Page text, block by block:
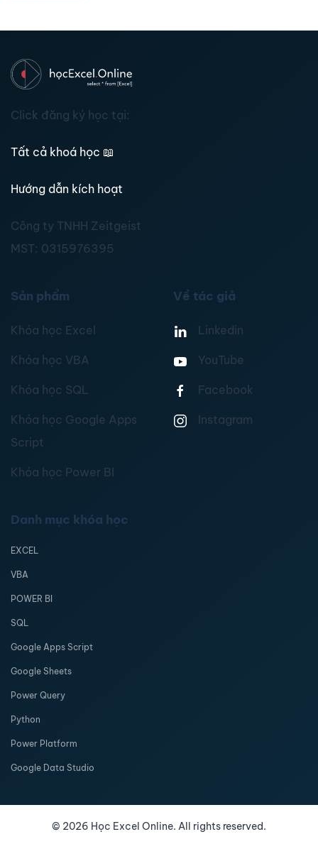
Click đăng ký học tại:
Tất cả khoá học 📖
Hướng dẫn kích hoạt
Công ty TNHH Zeitgeist
MST: 0315976395
Sản phẩm
Khóa học Excel
Khóa học VBA
Khóa học SQL
Khóa học Google Apps
Script
Khóa học Power BI
Về tác giả
Linkedin
YouTube
Facebook
Instagram
Danh mục khóa học
EXCEL
VBA
POWER BI
SQL
Google Apps Script
Google Sheets
Power Query
Python
Power Platform
Google Data Studio
© 2026 Học Excel Online. All rights reserved.